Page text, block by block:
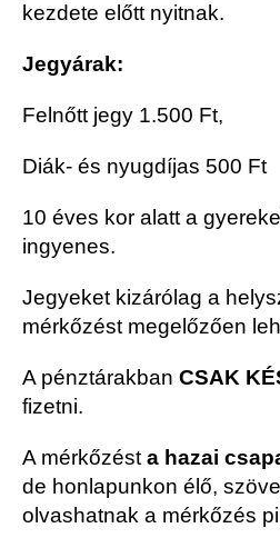
kezdete előtt nyitnak.
Jegyárak:
Felnőtt jegy 1.500 Ft,
Diák- és nyugdíjas 500 Ft
10 éves kor alatt a
ingyenes.
Jegyeket kizárólag a
mérkőzést megelőzően
A pénztárakban CSAK
fizetni.
A mérkőzésta hazai
de honlapunkon élő,
olvashatnak a mérkőzés